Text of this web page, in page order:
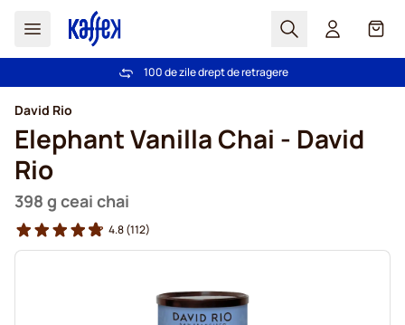
Cautare Coș
Livrare gratuită la comenzi de peste 249,00 Lei
100 de zile drept de retragere
David Rio
Elephant Vanilla Chai - David
Rio
398 g ceai chai
4.8(112)